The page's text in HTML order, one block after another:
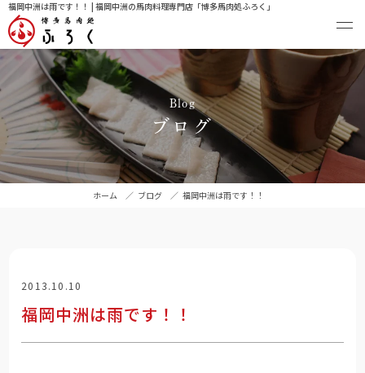
福岡中洲は雨です！！ | 福岡中洲の馬肉料理専門店「博多馬肉処ふろく」
Blog
ブログ
ホーム ／ ブログ ／ 福岡中洲は雨です！！
2013.10.10
福岡中洲は雨です！！